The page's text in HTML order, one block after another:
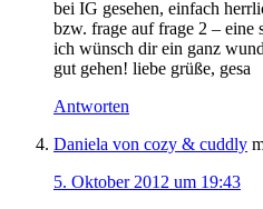
bei IG gesehen, einfach
bzw. frage auf frage 2 – eine
ich wünsch dir ein ganz
gut gehen! liebe grüße, gesa
Antworten
Daniela von cozy & cuddly
5. Oktober 2012 um 19:43